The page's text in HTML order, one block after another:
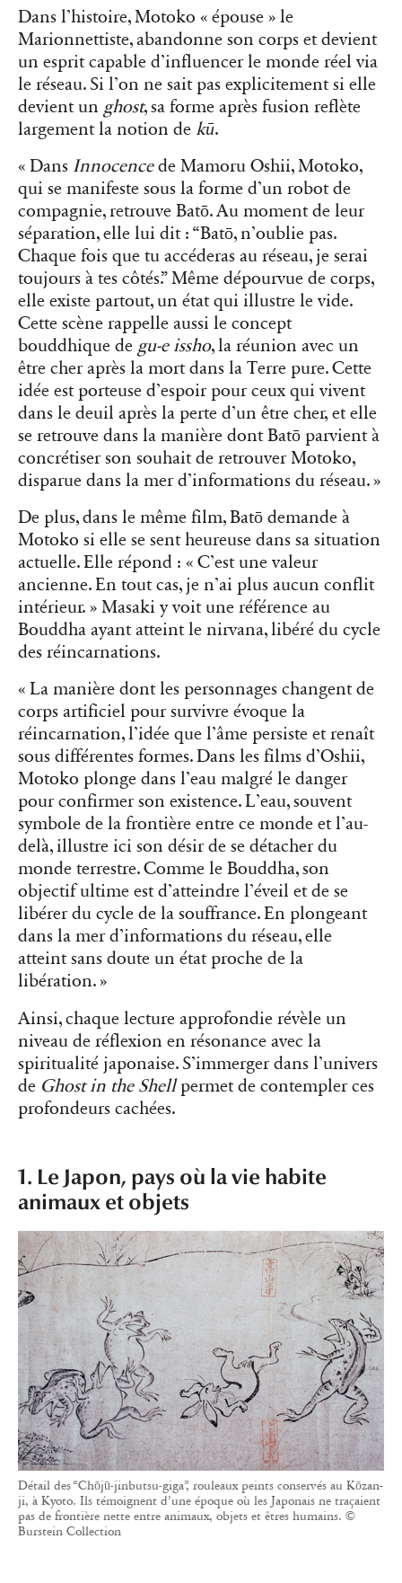
Dans l’histoire, Motoko « épouse » le
Marionnettiste, abandonne son corps et devient
un esprit capable d’influencer le monde réel via
le réseau. Si l’on ne sait pas explicitement si elle
devient un ghost, sa forme après fusion reflète
largement la notion de kū.
« Dans Innocencede Mamoru Oshii, Motoko,
qui se manifeste sous la forme d’un robot de
compagnie, retrouve Batō. Au moment de leur
séparation, elle lui dit : “Batō, n’oublie pas.
Chaque fois que tu accéderas au réseau, je serai
toujours à tes côtés.” Même dépourvue de corps,
elle existe partout, un état qui illustre le vide.
Cette scène rappelle aussi le concept
bouddhique de gu-e issho, la réunion avec un
être cher après la mort dans la Terre pure. Cette
idée est porteuse d’espoir pour ceux qui vivent
dans le deuil après la perte d’un être cher, et elle
se retrouve dans la manière dont Batō parvient à
concrétiser son souhait de retrouver Motoko,
disparue dans la mer d’informations du réseau. »
De plus, dans le même film, Batō demande à
Motoko si elle se sent heureuse dans sa situation
actuelle. Elle répond : « C’est une valeur
ancienne. En tout cas, je n’ai plus aucun conflit
intérieur. » Masaki y voit une référence au
Bouddha ayant atteint le nirvana, libéré du cycle
des réincarnations.
« La manière dont les personnages changent de
corps artificiel pour survivre évoque la
réincarnation, l’idée que l’âme persiste et renaît
sous différentes formes. Dans les films d’Oshii,
Motoko plonge dans l’eau malgré le danger
pour confirmer son existence. L’eau, souvent
symbole de la frontière entre ce monde et l’au-
delà, illustre ici son désir de se détacher du
monde terrestre. Comme le Bouddha, son
objectif ultime est d’atteindre l’éveil et de se
libérer du cycle de la souffrance. En plongeant
dans la mer d’informations du réseau, elle
atteint sans doute un état proche de la
libération. »
Ainsi, chaque lecture approfondie révèle un
niveau de réflexion en résonance avec la
spiritualité japonaise. S’immerger dans l’univers
de Ghost in the Shellpermet de contempler ces
profondeurs cachées.
1. Le Japon, pays où la vie habite
animaux et objets
Détail des “Chōjū-jinbutsu-giga”, rouleaux peints conservés au Kōzan-
ji, à Kyoto. Ils témoignent d’une époque où les Japonais ne traçaient
pas de frontière nette entre animaux, objets et êtres humains. ©
Burstein Collection